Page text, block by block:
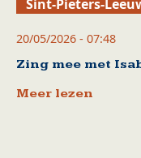
Sint-Pieters-
20/05/2026 - 07:48
Zing mee met
Meer lezen